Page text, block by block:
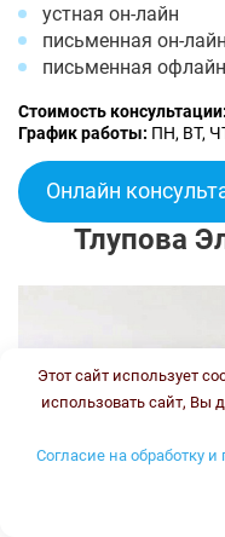
устная он-лайн
письменная он-лайн
письменная офлайн
Стоимость консультации:
График работы: ПН, ВТ,
Онлайн
Тлупова
Этот сайт использует
использовать сайт, Вы
Согласие на обработку